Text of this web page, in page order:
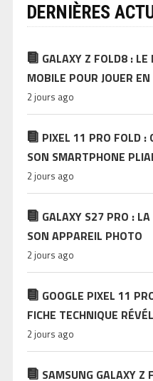
DERNIÈRES
GALAXY Z FOLD8 :
MOBILE POUR JOUER
2 jours ago
PIXEL 11 PRO FOLD :
SON SMARTPHONE
2 jours ago
GALAXY S27 PRO :
SON APPAREIL PHOTO
2 jours ago
GOOGLE PIXEL 11
FICHE TECHNIQUE
2 jours ago
SAMSUNG GALAXY Z